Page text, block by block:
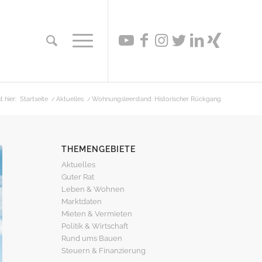
hier: Startseite / Aktuelles / Wohnungsleerstand: Historischer Rückgang
THEMENGEBIETE
Aktuelles
Guter Rat
Leben & Wohnen
Marktdaten
Mieten & Vermieten
Politik & Wirtschaft
Rund ums Bauen
Steuern & Finanzierung